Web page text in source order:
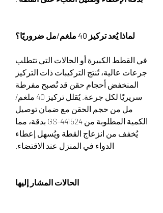
لماذا يُعد تركيز 40 ملغم/مل ضروريًا؟
في القطط الكبيرة أو الحالات التي تتطلب
جرعات عالية، تُنتج التركيبات ذات التركيز
المنخفض أحجام حقن قد تُصبح مفرطة
سريريًا لكل جرعة. يُقلل تركيز 40 ملغم/
مل من حجم الحقن مع ضمان توصيل
الكمية المطلوبة من GS-441524 بدقة، مما
يُخفف من انزعاج القطة ويُسهل إعطاء
الدواء في المنزل عند الاقتضاء.
الحالات المشار إليها